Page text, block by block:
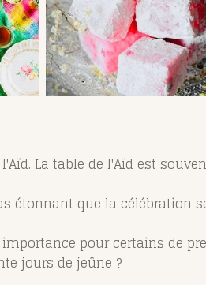
La table de l'Aïd est
étonnant que la célébration
pour certains de
jours de jeûne ?